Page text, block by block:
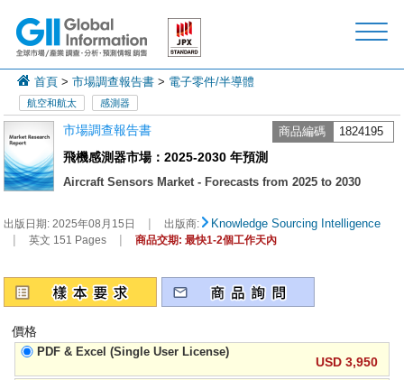
首頁 >市場調查報告書 > 電子零件/半導體
航空和航太 感測器
市場調查報告書 商品編碼 1824195
飛機感測器市場：2025-2030 年預測
Aircraft Sensors Market - Forecasts from 2025 to 2030
出版日期:2025年08月15日 | 出版商: Knowledge Sourcing Intelligence
| 英文 151 Pages | 商品交期: 最快1-2個工作天內
價格
PDF & Excel (Single User License)
USD 3,950